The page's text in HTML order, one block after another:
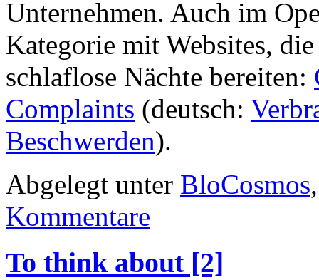
Unternehmen. Auch im
Kategorie mit Websites,
schlaflose Nächte bereiten:
Complaints (deutsch:
Beschwerden).
Abgelegt unter BloCosmos
Kommentare
To think about [2]